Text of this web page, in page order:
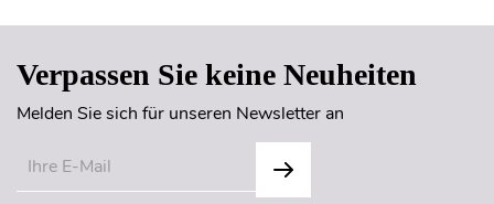
Verpassen Sie keine Neuheiten
Melden Sie sich für unseren Newsletter an